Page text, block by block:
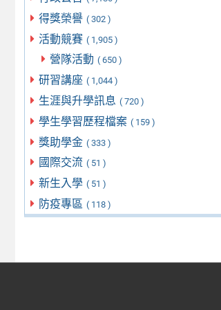
得獎榮譽 ( 302 )
活動競賽 ( 1,905 )
營隊活動 ( 650 )
研習講座 ( 1,044 )
生涯與升學訊息 ( 720 )
學生學習歷程檔案 ( 159 )
獎助學金 ( 333 )
國際交流 ( 51 )
新生入學 ( 51 )
防疫專區 ( 118 )